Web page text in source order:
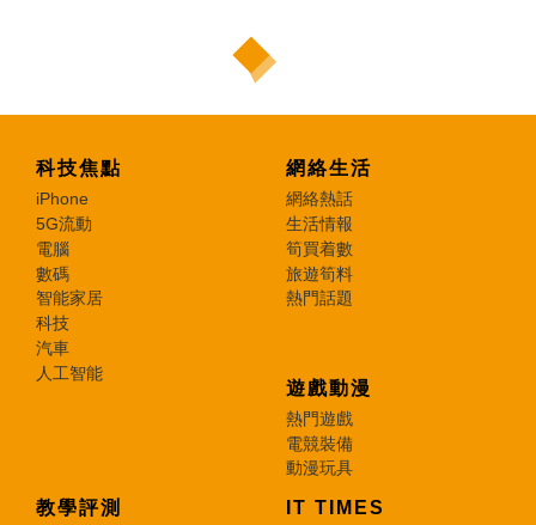
科技焦點
iPhone
5G流動
電腦
數碼
智能家居
科技
汽車
人工智能
網絡生活
網絡熱話
生活情報
筍買着數
旅遊筍料
熱門話題
遊戲動漫
熱門遊戲
電競裝備
動漫玩具
教學評測 IT TIMES